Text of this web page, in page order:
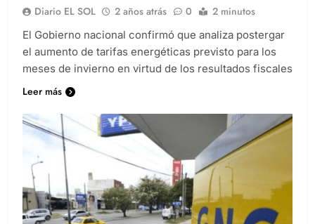
Diario EL SOL 2 años atrás 0 2 minutos
El Gobierno nacional confirmó que analiza postergar
el aumento de tarifas energéticas previsto para los
meses de invierno en virtud de los resultados fiscales
Leer más